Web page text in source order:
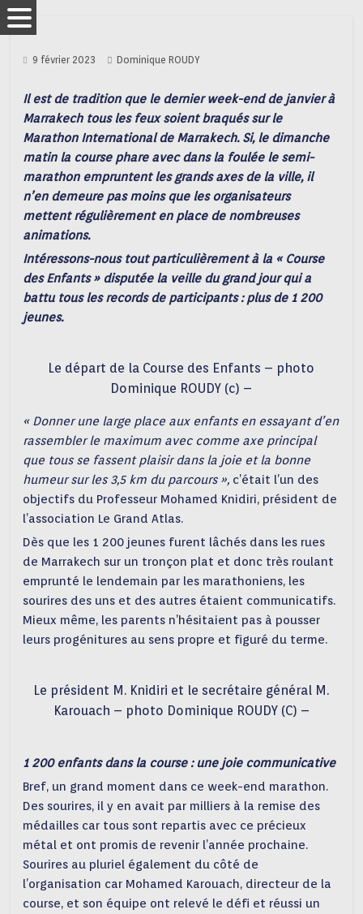
9 février 2023 Dominique ROUDY
Il est de tradition que le dernier week-end de janvier à
Marrakech tous les feux soient braqués sur le
Marathon International de Marrakech. Si, le dimanche
matin la course phare avec dans la foulée le semi-
marathon empruntent les grands axes de la ville, il
n’en demeure pas moins que les organisateurs
mettent régulièrement en place de nombreuses
animations.
Intéressons-nous tout particulièrement à la « Course
des Enfants » disputée la veille du grand jour qui a
battu tous les records de participants : plus de 1 200
jeunes.
Le départ de la Course des Enfants – photo
Dominique ROUDY (c) –
« Donner une large place aux enfants en essayant d’en
rassembler le maximum avec comme axe principal
que tous se fassent plaisir dans la joie et la bonne
humeur sur les 3,5 km du parcours », c’était l’un des
objectifs du Professeur Mohamed Knidiri, président de
l’association Le Grand Atlas.
Dès que les 1 200 jeunes furent lâchés dans les rues
de Marrakech sur un tronçon plat et donc très roulant
emprunté le lendemain par les marathoniens, les
sourires des uns et des autres étaient communicatifs.
Mieux même, les parents n’hésitaient pas à pousser
leurs progénitures au sens propre et figuré du terme.
Le président M. Knidiri et le secrétaire général M.
Karouach – photo Dominique ROUDY (C) –
1 200 enfants dans la course : une joie communicative
Bref, un grand moment dans ce week-end marathon.
Des sourires, il y en avait par milliers à la remise des
médailles car tous sont repartis avec ce précieux
métal et ont promis de revenir l’année prochaine.
Sourires au pluriel également du côté de
l’organisation car Mohamed Karouach, directeur de la
course, et son équipe ont relevé le défi et réussi un